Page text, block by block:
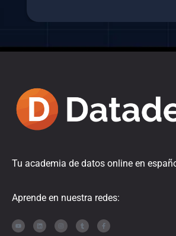
Tu academia de datos online en
Aprende en nuestra redes: